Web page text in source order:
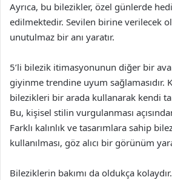
Ayrıca, bu bilezikler, özel günlerde
edilmektedir. Sevilen birine verilecek
unutulmaz bir anı yaratır.
5’li bilezik itimasyonunun diğer bir
giyinme trendine uyum sağlamasıdır.
bilezikleri bir arada kullanarak kendi
Bu, kişisel stilin vurgulanması
Farklı kalınlık ve tasarımlara sahip
kullanılması, göz alıcı bir görünüm
Bileziklerin bakımı da oldukça